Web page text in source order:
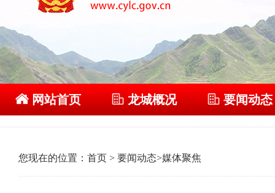
网站首页 龙城概况 要闻动态
您现在的位置： 首页 > 要闻动态>媒体聚焦